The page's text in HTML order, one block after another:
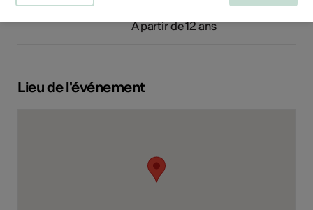
À partir de 12 ans
Lieu de l'événement